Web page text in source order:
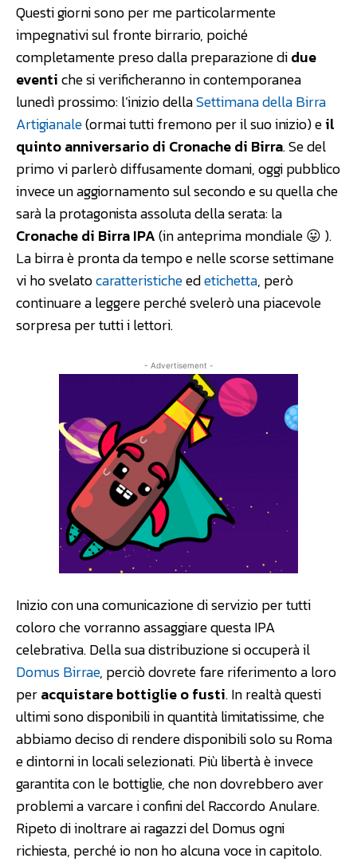
Questi giorni sono per me particolarmente
impegnativi sul fronte birrario, poiché
completamente preso dalla preparazione didue
eventiche si verificheranno in contemporanea
lunedì prossimo: l’inizio dellaSettimana della Birra
Artigianale(ormai tutti fremono per il suo inizio) eil
quinto anniversario di Cronache di Birra. Se del
primo vi parlerò diffusamente domani, oggi pubblico
invece un aggiornamento sul secondo e su quella che
sarà la protagonista assoluta della serata: la
Cronache di Birra IPA(in anteprima mondiale 😛 ).
La birra è pronta da tempo e nelle scorse settimane
vi ho svelatocaratteristicheedetichetta, però
continuare a leggere perché svelerò una piacevole
sorpresa per tutti i lettori.
- Advertisement -
Inizio con una comunicazione di servizio per tutti
coloro che vorranno assaggiare questa IPA
celebrativa. Della sua distribuzione si occuperà il
Domus Birrae, perciò dovrete fare riferimento a loro
peracquistare bottiglie o fusti. In realtà questi
ultimi sono disponibili in quantità limitatissime, che
abbiamo deciso di rendere disponibili solo su Roma
e dintorni in locali selezionati. Più libertà è invece
garantita con le bottiglie, che non dovrebbero aver
problemi a varcare i confini del Raccordo Anulare.
Ripeto di inoltrare ai ragazzi del Domus ogni
richiesta, perché io non ho alcuna voce in capitolo.